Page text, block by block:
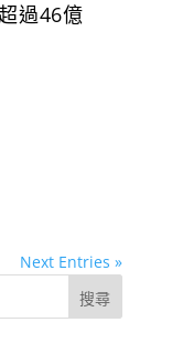
過46億
Next Entries »